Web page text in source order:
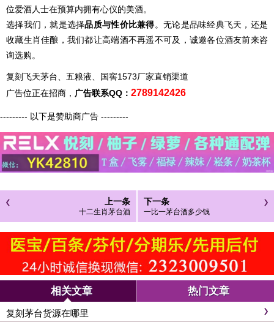
位爱酒人士在预算内拥有心仪的美酒。
选择我们，就是选择品质与性价比兼得。无论是品味经典飞天，还是
收藏生肖佳酿，我们都让高端酒不再遥不可及，诚邀各位酒友前来咨
询选购。
复刻飞天茅台、五粮液、国窖1573厂家直销渠道
广告位正在招商， 广告联系QQ： 2789142426
--------- 以下是赞助商广告 ---------
上一条
十二生肖茅台酒
下一条
一比一茅台酒多少钱
相关文章 热门文章
复刻茅台货源在哪里